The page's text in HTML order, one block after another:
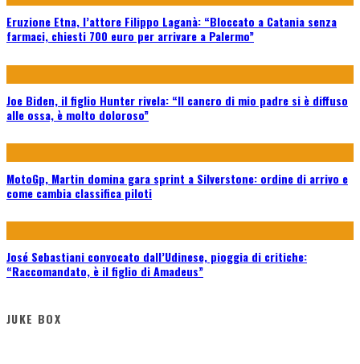
Eruzione Etna, l’attore Filippo Laganà: “Bloccato a Catania senza
farmaci, chiesti 700 euro per arrivare a Palermo”
Joe Biden, il figlio Hunter rivela: “Il cancro di mio padre si è diffuso
alle ossa, è molto doloroso”
MotoGp, Martin domina gara sprint a Silverstone: ordine di arrivo e
come cambia classifica piloti
José Sebastiani convocato dall’Udinese, pioggia di critiche:
“Raccomandato, è il figlio di Amadeus”
JUKE BOX